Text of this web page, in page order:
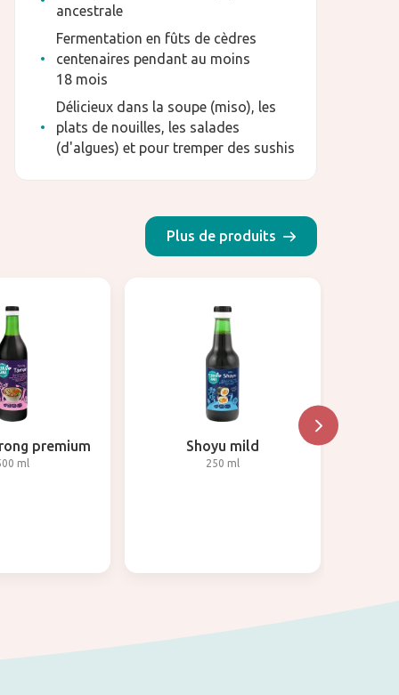
ancestrale
Fermentation en fûts de cèdres
centenaires pendant au moins
18 mois
Délicieux dans la soupe (miso), les
plats de nouilles, les salades
(d'algues) et pour tremper des sushis
Plus de produits
premium
ml
Shoyu mild
250 ml